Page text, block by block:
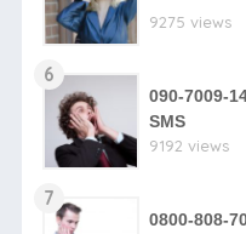
9275 views
6
090-7009-
SMS
9192 views
7
0800-808-